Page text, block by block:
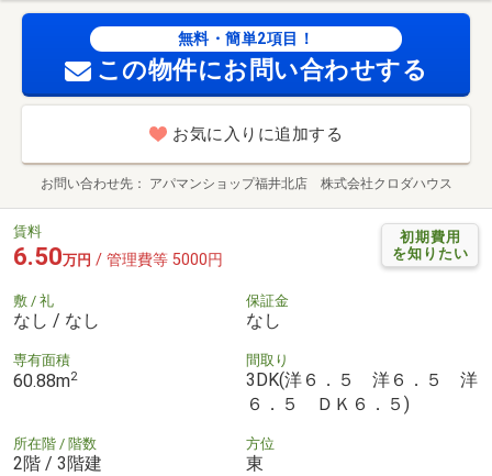
無料・簡単2項目！
この物件にお問い合わせする
お気に入りに追加する
お問い合わせ先 アパマンショップ福井北店 株式会社クロダハウス
初期費用
を知りたい
賃料
6.50万円 / 管理費等 5000円
敷 / 礼
なし / なし
保証金
なし
専有面積
60.88m2
間取り
3DK(洋６．５ 洋６．５ 洋
６．５ ＤＫ６．５)
所在階 / 階数
2階 / 3階建
方位
東